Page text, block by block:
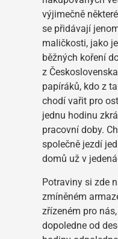
výjimečně
se přidávají
maličkosti, jako
běžných koření
z
papíráků, kdo z
chodí vařit pro
jednu hodinu
pracovní doby.
společně jezdí
domů už v
Potraviny si zde
zmíněném
zřízeném pro
dopoledne od